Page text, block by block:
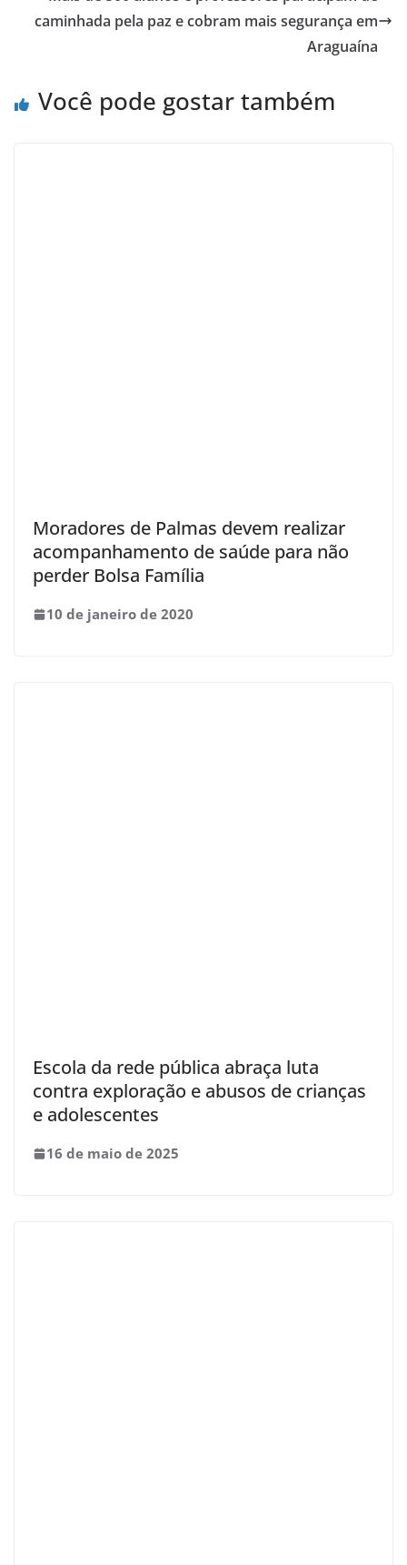
caminhada pela paz e cobram mais segurança em
Araguaína
Você pode gostar também
Moradores de Palmas devem realizar
acompanhamento de saúde para não
perder Bolsa Família
10 de janeiro de 2020
Escola da rede pública abraça luta
contra exploração e abusos de crianças
e adolescentes
16 de maio de 2025